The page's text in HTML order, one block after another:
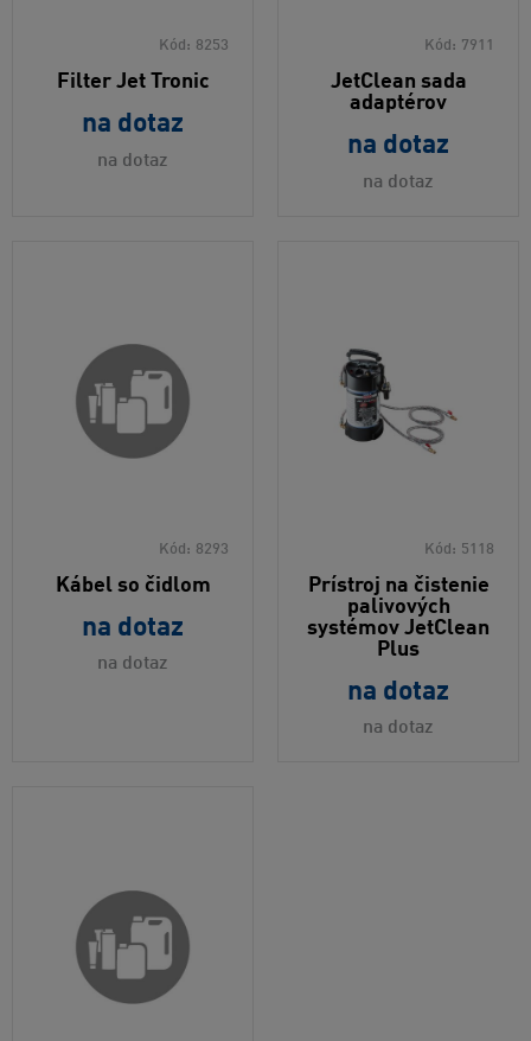
Kód: 8253
Filter Jet Tronic
na dotaz
na dotaz
Kód: 7911
JetClean sada
adaptérov
na dotaz
na dotaz
Kód: 8293
Kábel so čidlom
na dotaz
na dotaz
Kód: 5118
Prístroj na čistenie
palivových
systémov JetClean
Plus
na dotaz
na dotaz